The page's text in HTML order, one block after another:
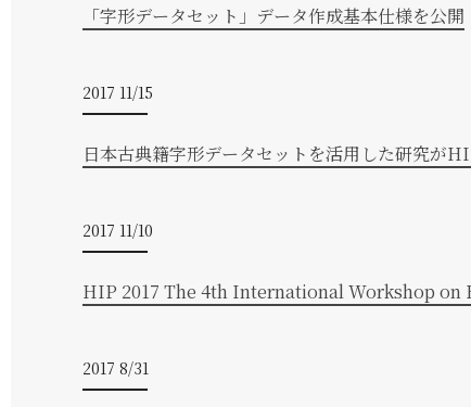
「字形データセット」データ作成基本仕様を公開
2017 11/15
日本古典籍字形データセットを活用した研究が
2017 11/10
HIP 2017 The 4th International Workshop on
2017 8/31